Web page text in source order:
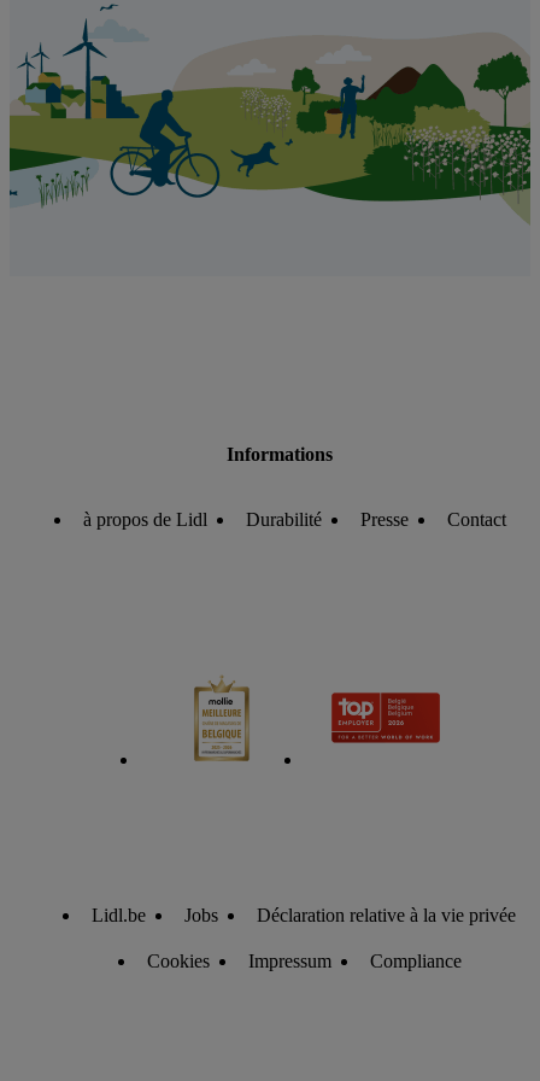
Informations
à propos de Lidl Durabilité Presse Contact
Lidl.be Jobs Déclaration relative à la vie privée
Cookies Impressum Compliance